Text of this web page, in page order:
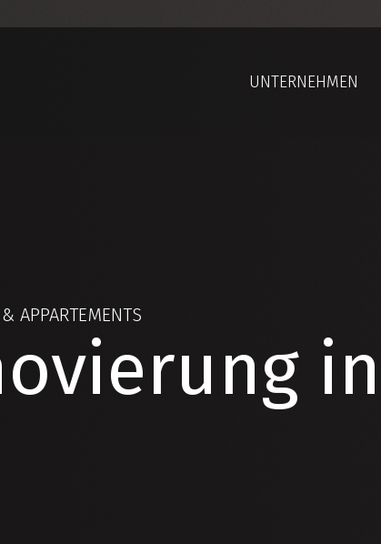
UNTERNEHMEN
APPARTEMENTS